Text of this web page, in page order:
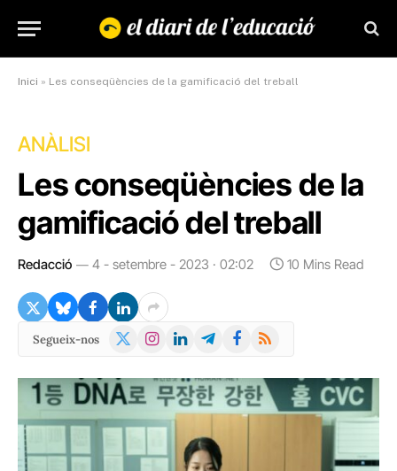
Inici » Les conseqüències de la gamificació del treball
ANÀLISI
Les conseqüències de la
gamificació del treball
Redacció 4 - setembre - 2023 · 02:02 10 Mins Read
Segueix-nos
X
Instagram
LinkedInTelegramFacebook
RSS